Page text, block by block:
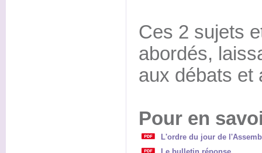
Ces 2 sujets
abordés,
aux débats et
Pour en
L'ordre du jour de